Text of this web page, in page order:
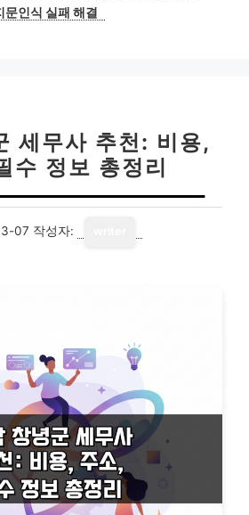
문인식 실패 해결
세무사 추천: 비용,
수 정보 총정리
07 작성자: